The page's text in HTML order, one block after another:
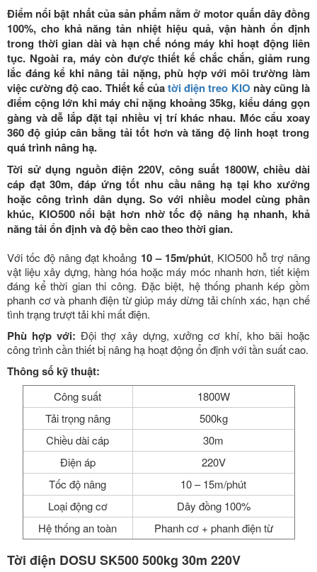
Điểm nổi bật nhất của sản phẩm nằm ở motor quấn dây đồng
100%, cho khả năng tản nhiệt hiệu quả, vận hành ổn định
trong thời gian dài và hạn chế nóng máy khi hoạt động liên
tục. Ngoài ra, máy còn được thiết kế chắc chắn, giảm rung
lắc đáng kể khi nâng tải nặng, phù hợp với môi trường làm
việc cường độ cao. Thiết kế củatời điện treo KIO này cũng là
điểm cộng lớn khi máy chỉ nặng khoảng 35kg, kiểu dáng gọn
gàng và dễ lắp đặt tại nhiều vị trí khác nhau. Móc cẩu xoay
360 độ giúp cân bằng tải tốt hơn và tăng độ linh hoạt trong
quá trình nâng hạ.
Tời sử dụng nguồn điện 220V, công suất 1800W, chiều dài
cáp đạt 30m, đáp ứng tốt nhu cầu nâng hạ tại kho xưởng
hoặc công trình dân dụng. So với nhiều model cùng phân
khúc, KIO500 nổi bật hơn nhờ tốc độ nâng hạ nhanh, khả
năng tải ổn định và độ bền cao theo thời gian.
Với tốc độ nâng đạt khoảng 10 – 15m/phút, KIO500 hỗ trợ nâng
vật liệu xây dựng, hàng hóa hoặc máy móc nhanh hơn, tiết kiệm
đáng kể thời gian thi công. Đặc biệt, hệ thống phanh kép gồm
phanh cơ và phanh điện từ giúp máy dừng tải chính xác, hạn chế
tình trạng trượt tải khi mất điện.
Phù hợp với: Đội thợ xây dựng, xưởng cơ khí, kho bãi hoặc
công trình cần thiết bị nâng hạ hoạt động ổn định với tần suất cao.
Thông số kỹ thuật:
Công suất
1800W
Tải trọng nâng
500kg
Chiều dài cáp
30m
Điện áp
220V
Tốc độ nâng
10 – 15m/phút
Loại động cơ
Dây đồng 100%
Hệ thống an toàn
Phanh cơ + phanh điện từ
Tời điện DOSU SK500 500kg 30m 220V